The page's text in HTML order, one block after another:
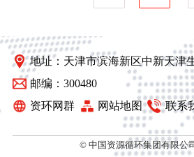
地址：天津市滨海新区中新天津
邮编：300480
资环网群
网站地图 联系
© 中国资源循环集团有限公